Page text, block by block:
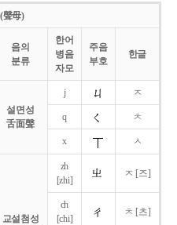
聲母)
음의
분류
한어
병음
자모
주음
부호
한글
설면성
舌面聲
j ㅈ
q ㅊ
x ㅅ
교설첨성
zh
[zhi]
ㅈ [즈]
ch
[chi]
ㅊ [츠]